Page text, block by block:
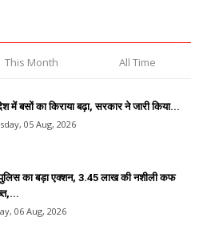
This Month All Time
में बसों का किराया बढ़ा, सरकार ने जारी किया...
05 Aug, 2026
का बड़ा एक्शन, 3.45 लाख की नशीली कफ
06 Aug, 2026